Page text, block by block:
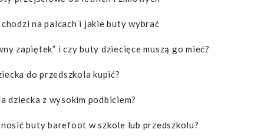
na palcach i jakie buty wybrać
zapiętek” i czy buty dziecięce muszą go mieć?
do przedszkola kupić?
dziecka z wysokim podbiciem?
nosić buty barefoot w szkole lub przedszkolu?